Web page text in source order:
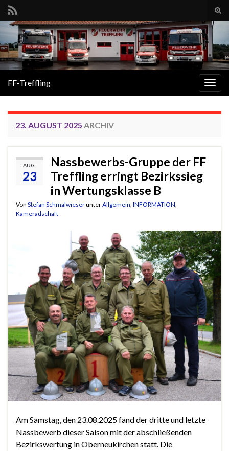
Search for:
FF-Treffling
23. AUGUST 2025 ARCHIV
AUG.
23
Nassbewerbs-Gruppe der FF
Treffling erringt Bezirkssieg
in Wertungsklasse B
Von Stefan SchmalwieserunterAllgemein INFORMATION
Kameradschaft
Am Samstag, den 23.08.2025 fand der dritte und letzte
Nassbewerb dieser Saison mit der abschließenden
Bezirkswertung in Oberneukirchen statt. Die